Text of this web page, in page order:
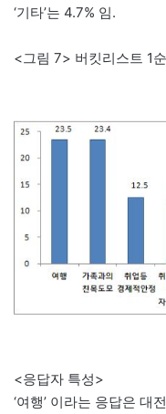
‘기타’는 4.7% 임.
<그림 7> 버킷리스트 1
<응답자 특성>
‘여행’ 이라는 응답은 대